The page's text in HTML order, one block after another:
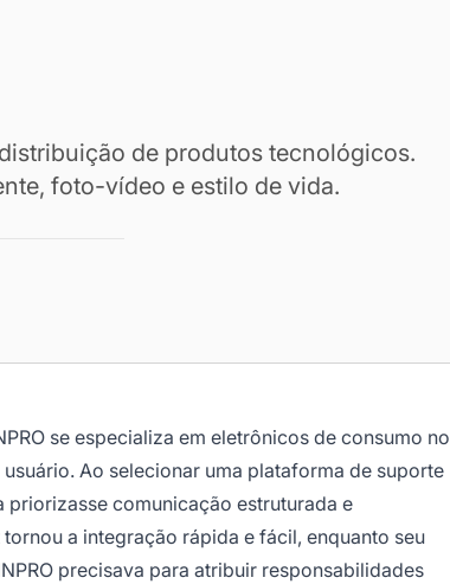
de produtos tecnológicos.
foto-vídeo e estilo de vida.
se especializa em eletrônicos de consumo no
Ao selecionar uma plataforma de suporte
priorizasse comunicação estruturada e
a integração rápida e fácil, enquanto seu
precisava para atribuir responsabilidades